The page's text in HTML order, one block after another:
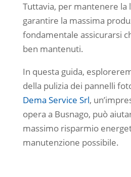
Tuttavia, per mantenere la
garantire la massima
fondamentale assicurarsi
ben mantenuti.
In questa guida,
della pulizia dei pannelli
Dema Service Srl,
opera a Busnago, può
massimo risparmio
manutenzione possibile.